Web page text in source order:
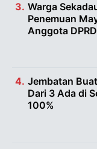
Warga
Penemuan
Anggota DPRD
Jembatan
Dari 3 Ada di
100%